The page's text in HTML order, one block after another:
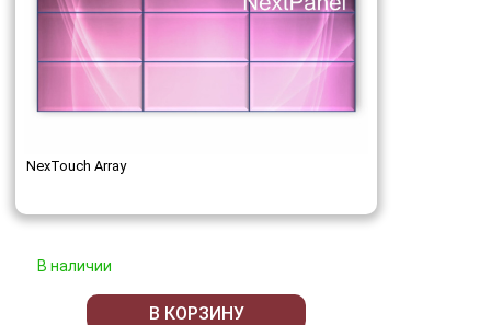
NexTouch Array
В наличии
В КОРЗИНУ